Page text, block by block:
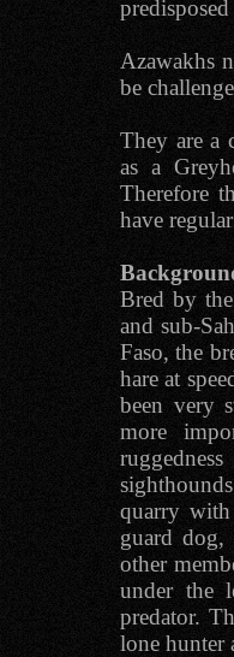
Azawakhs
be
They are a
as a
Therefore
have
Bred by
and sub-
Faso, the
hare at
been very
more
quarry
guard
other
under the
predator.
lone hunter